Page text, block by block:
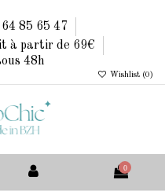
85 65 47
à partir de 69€
48h
Wishlist (0 )
0